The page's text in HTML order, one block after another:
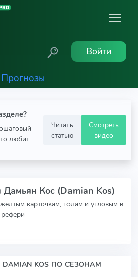
Войти
Прогнозы
любит
Читать
статью
Смотреть
видео
Дамьян Кос (Damian Kos)
карточкам, голам и угловым в
KOS ПО СЕЗОНАМ